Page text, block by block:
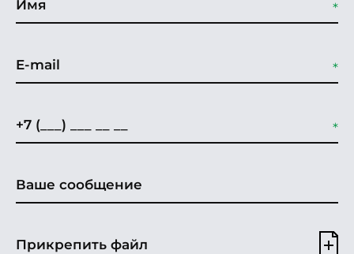
Прикрепить файл